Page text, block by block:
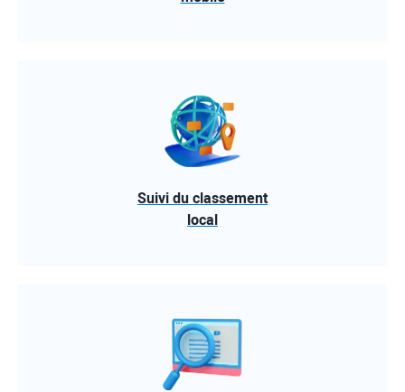
Suivi du classement
local